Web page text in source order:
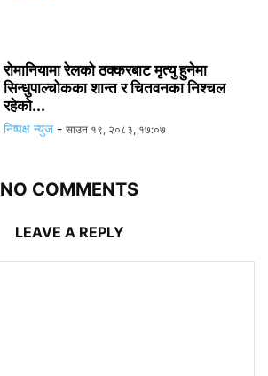
रोमानियामा रेलको ठक्करबाट मृत्यु हुनेमा
सिन्धुपाल्चोकका शान्त र चितवनका निश्चल
रहेको...
निष्पक्ष न्युज - साउन १९, २०८३, १७:०७
NO COMMENTS
LEAVE A REPLY